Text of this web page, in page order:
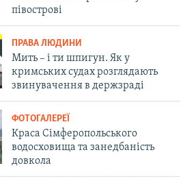
півострові
ПРАВА ЛЮДИНИ
Мить – і ти шпигун. Як у
кримських судах розглядають
звинувачення в держзраді
ФОТОГАЛЕРЕЇ
Краса Сімферопольського
водосховища та занедбаність
довкола